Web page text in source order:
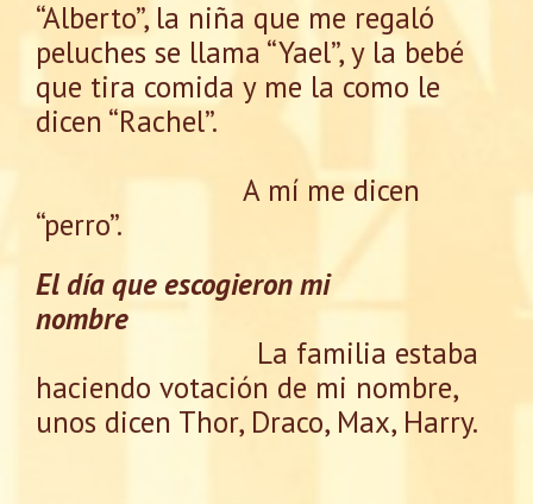
“Alberto”, la niña que me regaló
peluches se llama “Yael”, y la bebé
que tira comida y me la como le
dicen “Rachel”.
A mí me dicen
“perro”.
El día que escogieron mi
nombre
La familia estaba
haciendo votación de mi nombre,
unos dicen Thor, Draco, Max, Harry.